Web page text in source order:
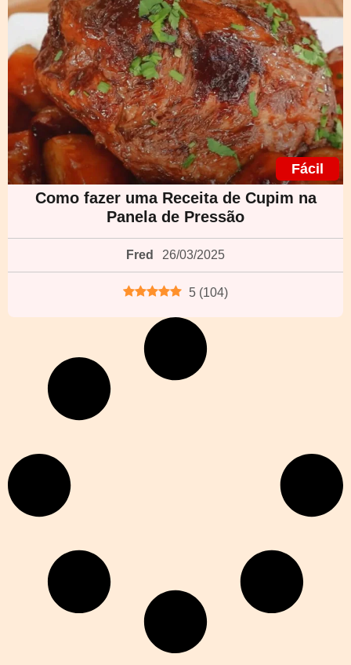
Fácil
Como fazer uma Receita de Cupim na
Panela de Pressão
Fred 26/03/2025
5 (104)